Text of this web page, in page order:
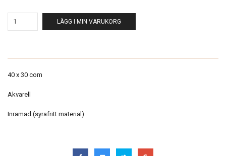
LÄGG I MIN VARUKORG
40 x 30 com
Akvarell
Inramad (syrafritt material)